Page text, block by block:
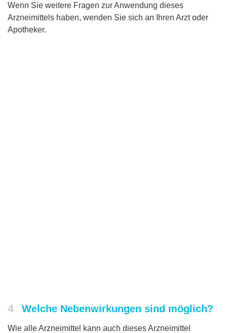
Wenn Sie weitere Fragen zur Anwendung dieses
Arzneimittels haben, wenden Sie sich an Ihren Arzt oder
Apotheker.
4 Welche Nebenwirkungen sind möglich?
Wie alle Arzneimittel kann auch dieses Arzneimittel